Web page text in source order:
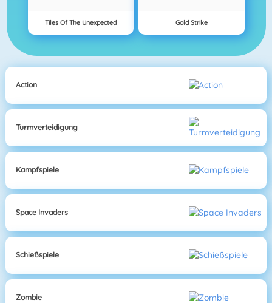
Tiles Of The Unexpected Gold Strike
Action
Turmverteidigung
Kampfspiele
Space Invaders
Schießspiele
Zombie